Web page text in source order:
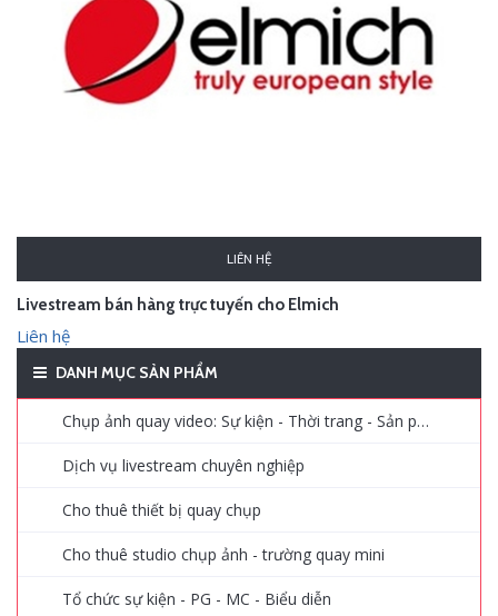
LIÊN HỆ
Livestream bán hàng trực tuyến cho Elmich
Liên hệ
DANH MỤC SẢN PHẨM
Chụp ảnh quay video: Sự kiện - Thời trang - Sản phẩm - Quảng cáo
Dịch vụ livestream chuyên nghiệp
Cho thuê thiết bị quay chụp
Cho thuê studio chụp ảnh - trường quay mini
Tổ chức sự kiện - PG - MC - Biểu diễn